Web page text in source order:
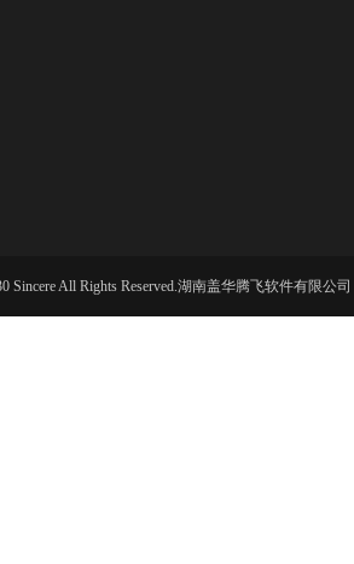
Sincere All Rights Reserved.湖南盖华腾飞软件有限公司